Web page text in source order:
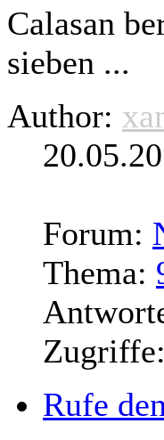
Calasan
sieben ...
Author:
Forum:
Thema:
Zugriffe:
Rufe